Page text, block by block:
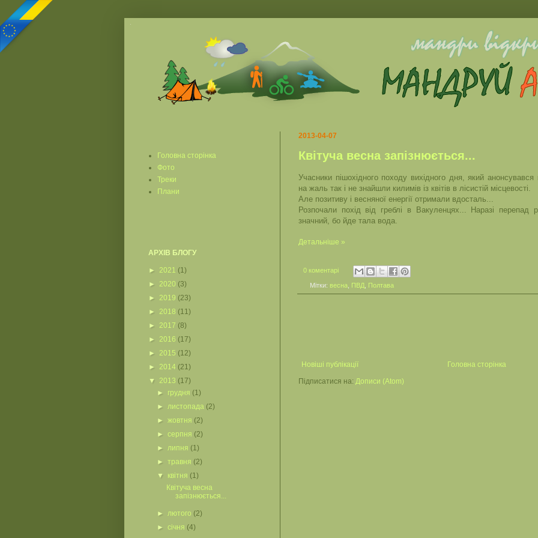
2013-04-07
Квітуча весна запізнюється...
Учасники пішохідного походу вихідного дня, який анонсувався
на жаль так і не знайшли килимів із квітів в лісистій місцевості.
Але позитиву і весняної енергії отримали вдосталь...
Розпочали похід від греблі в Вакуленцях...
Наразі перепад
значний, бо йде тала вода.
Детальніше »
0 коментарі
Мітки: весна ПВД Полтава
Новіші публікації
Головна сторінка
Підписатися на: Дописи (Atom)
Головна сторінка
Фото
Треки
Плани
АРХІВ БЛОГУ
► 2021 (1)
► 2020 (3)
► 2019 (23)
► 2018 (11)
► 2017 (8)
► 2016 (17)
► 2015 (12)
► 2014 (21)
▼ 2013 (17)
► грудня (1)
►листопада (2)
►жовтня (2)
►серпня (2)
►липня (1)
►травня (2)
▼ квітня (1)
Квітуча весна
запізнюється...
►лютого (2)
►січня (4)